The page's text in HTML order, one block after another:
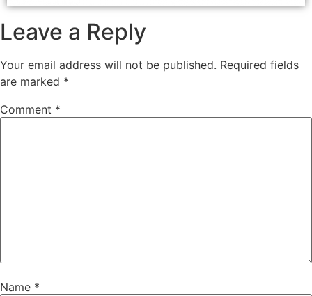
Leave a Reply
Your email address will not be published. Required fields
are marked *
Comment *
Name *